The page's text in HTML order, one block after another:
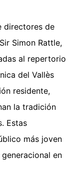
directores de
Simon Rattle,
al repertorio
del Vallès
residente,
la tradición
Estas
más joven
en